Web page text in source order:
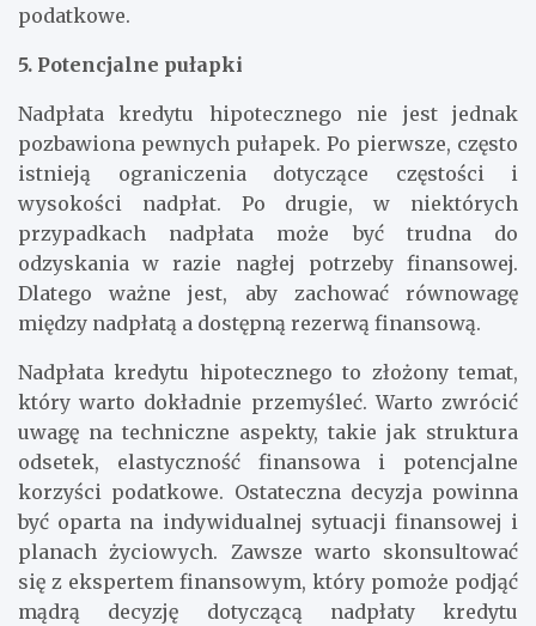
podatkowe.
5. Potencjalne pułapki
Nadpłata kredytu hipotecznego nie jest jednak
pozbawiona pewnych pułapek. Po pierwsze, często
istnieją ograniczenia dotyczące częstości i
wysokości nadpłat. Po drugie, w niektórych
przypadkach nadpłata może być trudna do
odzyskania w razie nagłej potrzeby finansowej.
Dlatego ważne jest, aby zachować równowagę
między nadpłatą a dostępną rezerwą finansową.
Nadpłata kredytu hipotecznego to złożony temat,
który warto dokładnie przemyśleć. Warto zwrócić
uwagę na techniczne aspekty, takie jak struktura
odsetek, elastyczność finansowa i potencjalne
korzyści podatkowe. Ostateczna decyzja powinna
być oparta na indywidualnej sytuacji finansowej i
planach życiowych. Zawsze warto skonsultować
się z ekspertem finansowym, który pomoże podjąć
mądrą decyzję dotyczącą nadpłaty kredytu